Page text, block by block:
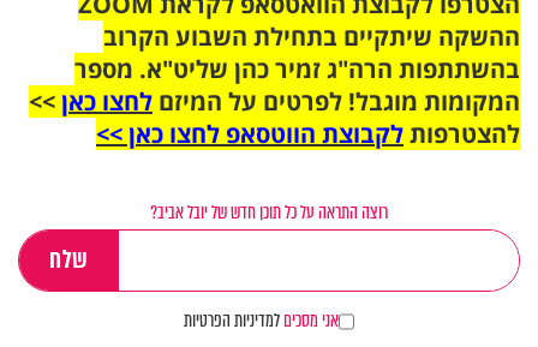
ההשקה שיתקיים בתחילת השבוע הקרוב
בהשתתפות הרה"ג זמיר כהן שליט"א. מספר
המקומות מוגבל! לפרטים על המיזם לחצו כאן>>
להצטרפותלקבוצת הווטסאפ לחצו כאן >>
רוצה התראה על כל תוכן חדש של יובל אביב?
אני מסכיםלמדיניות הפרטיות